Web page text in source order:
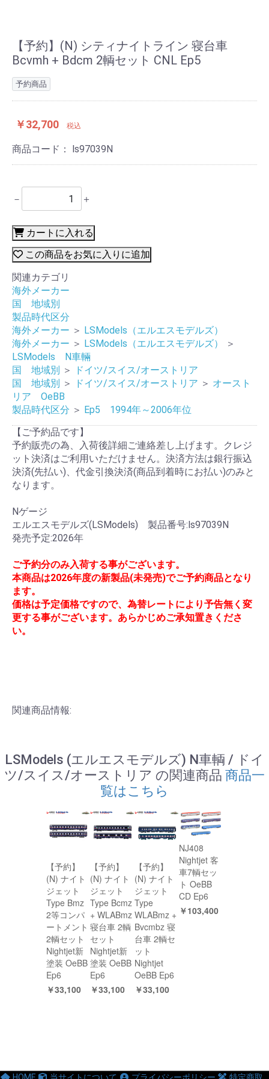
【予約】(N) シティナイトライン 寝台車
Bcvmh + Bdcm 2輌セット CNL Ep5
予約商品
￥32,700 税込
商品コード： ls97039N
－ ＋
カートに入れる
この商品をお気に入りに追加
関連カテゴリ
海外メーカー
国 地域別
製品時代区分
海外メーカー ＞ LSModels（エルエスモデルズ）
海外メーカー ＞ LSModels（エルエスモデルズ）
＞
LSModels N車輛
国 地域別 ＞
ドイツ/スイス/オーストリア
国 地域別 ＞ ドイツ/スイス/オーストリア ＞ オースト
リア OeBB
製品時代区分 ＞ Ep5 1994年～2006年位
【ご予約品です】
予約販売の為、入荷後詳細ご連絡差し上げます。クレジ
ット決済はご利用いただけません。決済方法は銀行振込
決済(先払い)、代金引換決済(商品到着時にお払い)のみと
なります。
Nゲージ
エルエスモデルズ(LSModels) 製品番号:ls97039N
発売予定:2026年
ご予約分のみ入荷する事がございます。
本商品は2026年度の新製品(未発売)でご予約商品となり
ます。
価格は予定価格ですので、為替レートにより予告無く変
更する事がございます。あらかじめご承知置きくださ
い。
関連商品情報:
LSModels (エルエスモデルズ) N車輌 / ドイ
ツ/スイス/オーストリア の関連商品 商品一
覧はこちら
【予約】
(N) ナイト
ジェット
Type Bmz
2等コンパ
ートメント
2輌セット
Nightjet新
塗装 OeBB
Ep6
￥33,100
【予約】
(N) ナイト
ジェット
Type Bcmz
+ WLABmz
寝台車 2輌
セット
Nightjet新
塗装 OeBB
Ep6
￥33,100
【予約】
(N) ナイト
ジェット
Type
WLABmz +
Bvcmbz 寝
台車 2輌セ
ット
Nightjet
OeBB Ep6
￥33,100
NJ408
Nightjet 客
車7輌セッ
ト OeBB
CD Ep6
￥103,400